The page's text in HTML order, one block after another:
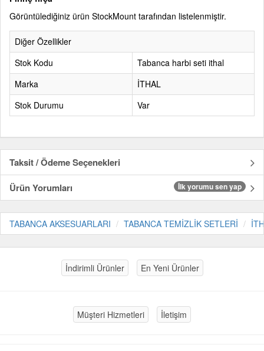
Görüntülediğiniz ürün StockMount tarafından listelenmiştir.
Diğer Özellikler
Stok Kodu
Tabanca harbi seti ithal
Marka
İTHAL
Stok Durumu
Var
Taksit / Ödeme Seçenekleri
Ürün Yorumları
İlk yorumu sen yap
TABANCA AKSESUARLARI TABANCA TEMİZLİK SETLERİ
İndirimli Ürünler En Yeni Ürünler
Müşteri Hizmetleri İletişim